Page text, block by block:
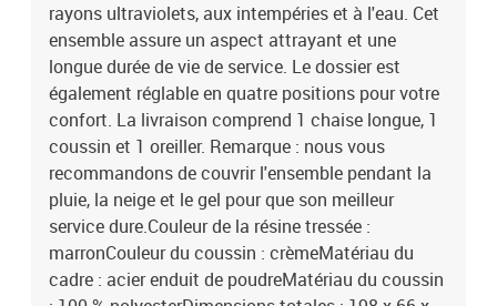
rayons ultraviolets, aux intempéries et à l'eau. Cet
ensemble assure un aspect attrayant et une
longue durée de vie de service. Le dossier est
également réglable en quatre positions pour votre
confort. La livraison comprend 1 chaise longue, 1
coussin et 1 oreiller. Remarque : nous vous
recommandons de couvrir l'ensemble pendant la
pluie, la neige et le gel pour que son meilleur
service dure.Couleur de la résine tressée :
marronCouleur du coussin : crèmeMatériau du
cadre : acier enduit de poudreMatériau du coussin